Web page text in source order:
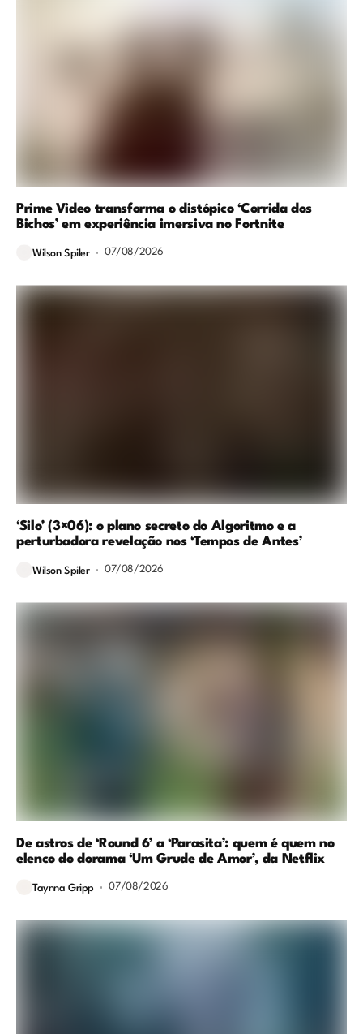
Prime Video transforma o distópico ‘Corrida dos
Bichos’ em experiência imersiva no Fortnite
Wilson Spiler 07/08/2026
‘Silo’ (3×06): o plano secreto do Algoritmo e a
perturbadora revelação nos ‘Tempos de Antes’
Wilson Spiler 07/08/2026
De astros de ‘Round 6’ a ‘Parasita’: quem é quem no
elenco do dorama ‘Um Grude de Amor’, da Netflix
Taynna Gripp 07/08/2026